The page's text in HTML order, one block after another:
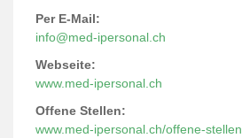
Per E-Mail:
info@med-ipersonal.ch
Webseite:
www.med-ipersonal.ch
Offene Stellen:
www.med-ipersonal.ch/offene-stellen